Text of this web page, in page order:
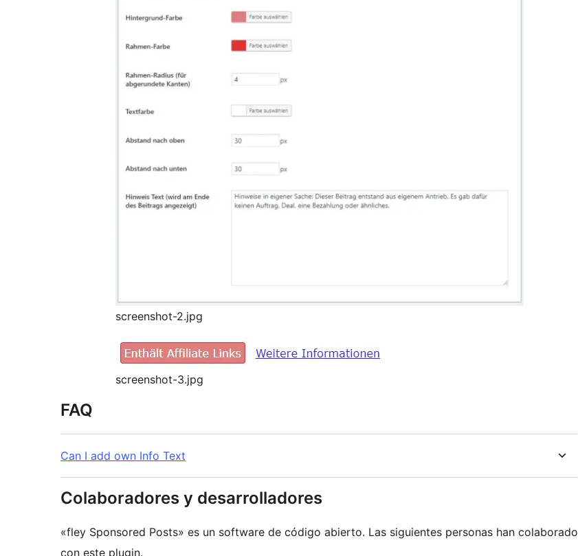
screenshot-2.jpg
screenshot-3.jpg
FAQ
Can I add own Info Text
Colaboradores y desarrolladores
«fley Sponsored Posts» es un software de código abierto. Las siguientes personas han colaborado
con este plugin.